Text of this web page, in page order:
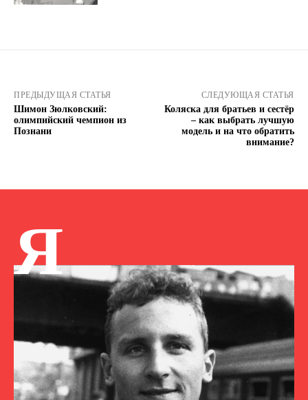
ПРЕДЫДУЩАЯ СТАТЬЯ
Шимон Зюлковский:
олимпийский чемпион из
Познани
СЛЕДУЮЩАЯ СТАТЬЯ
Коляска для братьев и сестёр
– как выбрать лучшую
модель и на что обратить
внимание?
Я